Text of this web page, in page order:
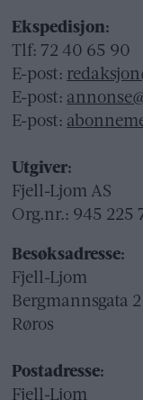
Ekspedisjon:
Tlf: 72 40 65 90
E-post:
E-post:
E-post:
Utgiver:
Fjell-Ljom AS
Org.nr.: 945 225
Besøksadresse:
Fjell-Ljom
Bergmannsgata 2
Røros
Postadresse:
Fjell-Ljom